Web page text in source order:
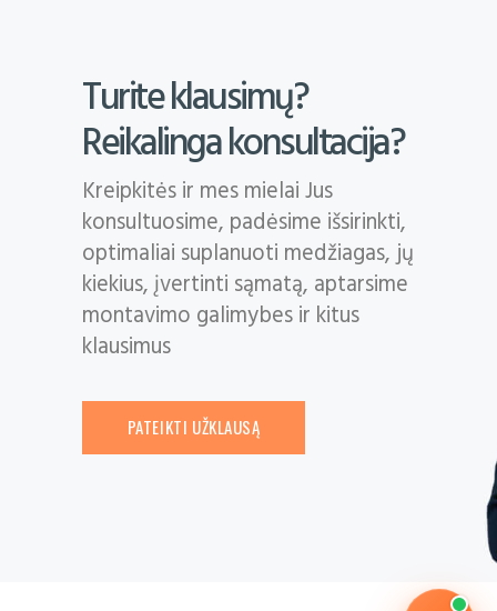
Turite klausimų?
Reikalinga konsultacija?
Kreipkitės ir mes mielai Jus
konsultuosime, padėsime išsirinkti,
optimaliai suplanuoti medžiagas, jų
kiekius, įvertinti sąmatą, aptarsime
montavimo galimybes ir kitus
klausimus
PATEIKTI UŽKLAUSĄ